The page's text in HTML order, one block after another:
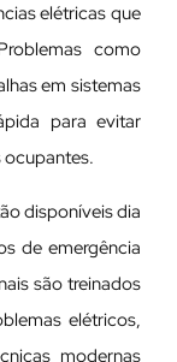
elétricas que
como
em sistemas
para evitar
ocupantes.
disponíveis dia
de emergência
são treinados
elétricos,
modernas